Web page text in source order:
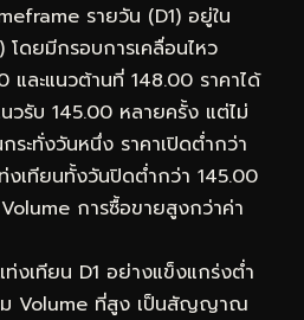
รายวัน (D1) อยู่ใน
ดยมีกรอบการเคลื่อนไหว
และแนวต้านที่ 148.00 ราคาได้
รับ 145.00 หลายครั้ง แต่ไม่
ระทั่งวันหนึ่ง ราคาเปิดต่ำกว่า
งเทียนทั้งวันปิดต่ำกว่า 145.00
การซื้อขายสูงกว่าค่า
งเทียน D1 อย่างแข็งแกร่งต่ำ
Volume ที่สูง เป็นสัญญาณ